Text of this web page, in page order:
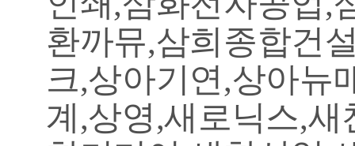
환까뮤,삼희종합건
크,상아기연,상아뉴
계,상영,새로닉스,